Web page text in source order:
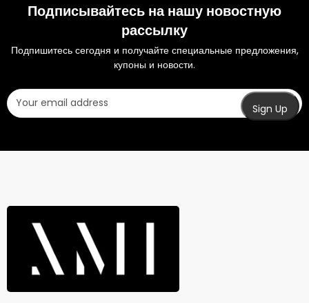
Подписывайтесь на нашу новостную
рассылку
Подпишитесь сегодня и получайте специальные предложения,
купоны и новости.